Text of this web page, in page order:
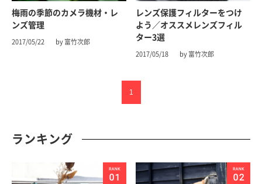
梅雨の季節のカメラ機材・レ
ンズ管理
2017/05/22 by 富竹次郎
レンズ保護フィルターをつけ
よう／オススメレンズフィル
ター3選
2017/05/18 by 富竹次郎
1
ランキング